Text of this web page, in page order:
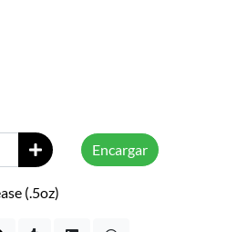
Encargar
(.5oz)